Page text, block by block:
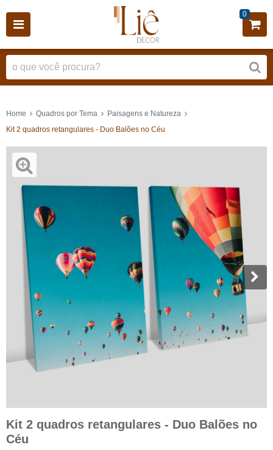
0
Home Quadros por Tema
Paisagens e Natureza
Kit 2 quadros retangulares - Duo Balões no Céu
Kit 2 quadros retangulares - Duo Balões no
Céu